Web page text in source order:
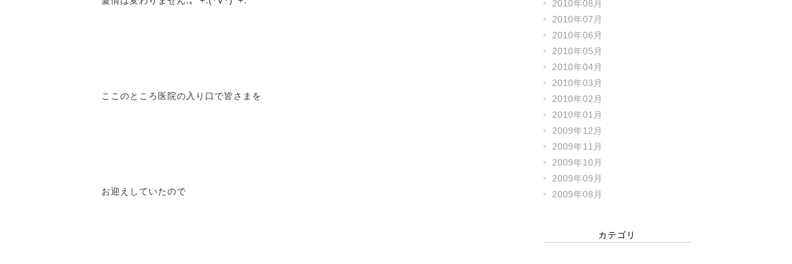
ここのところ医院の入り口で皆さまを
お迎えしていたので
2010年08月
2010年07月
2010年06月
2010年05月
2010年04月
2010年03月
2010年02月
2010年01月
2009年12月
2009年11月
2009年10月
2009年09月
2009年08月
カテゴリ